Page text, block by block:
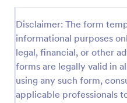
Disclaimer: The form
informational purposes
legal, financial, or other
forms are legally valid in
using any such form,
applicable professionals
entweder auf der
um den Prozess der
jeder Art zu erleichtern.